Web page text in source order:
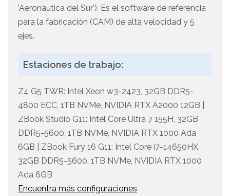
'Aeronáutica del Sur'). Es el software de referencia
para la fabricación (CAM) de alta velocidad y 5
ejes.
Estaciones de trabajo:
Z4 G5 TWR: Intel Xeon w3-2423, 32GB DDR5-
4800 ECC, 1TB NVMe, NVIDIA RTX A2000 12GB |
ZBook Studio G11: Intel Core Ultra 7 155H, 32GB
DDR5-5600, 1TB NVMe, NVIDIA RTX 1000 Ada
6GB | ZBook Fury 16 G11: Intel Core i7-14650HX,
32GB DDR5-5600, 1TB NVMe, NVIDIA RTX 1000
Ada 6GB
Encuentra más configuraciones